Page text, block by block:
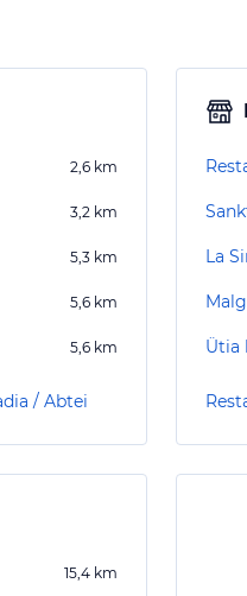
2,6 km
3,2 km
5,3 km
5,6 km
5,6 km
/ Abtei
La
Ütia
15,4 km